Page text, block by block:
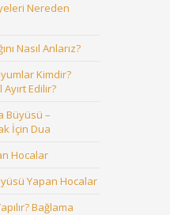
Nereden
Nasıl Anlarız?
Kimdir?
Ayırt Edilir?
Büyüsü –
İçin Dua
Hocalar
Yapan Hocalar
Bağlama